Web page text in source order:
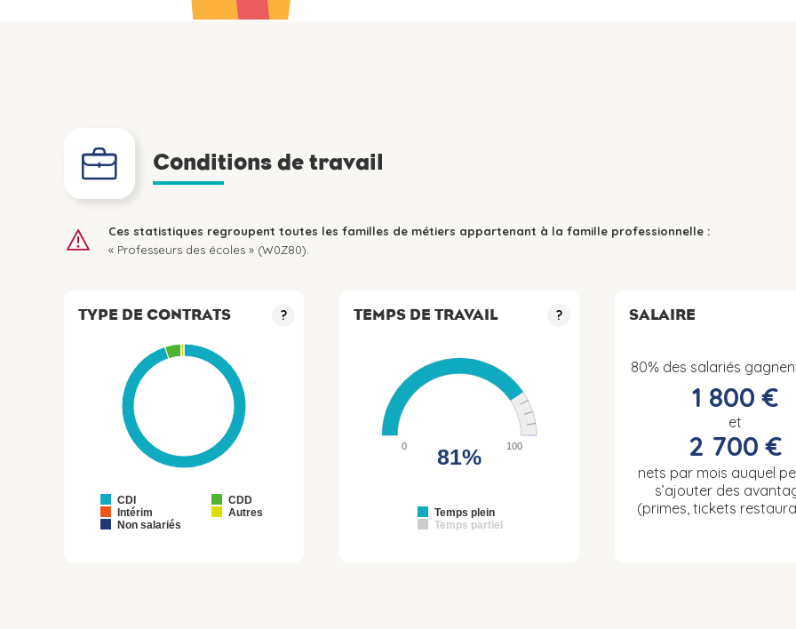
Conditions de travail
Ces statistiques regroupent toutes les familles de métiers appartenant à la famille professionnelle :
« Professeurs des écoles » (W0Z80).
TYPE DE CONTRATS ?
CDI
CDD
Intérim
Autres
Non salariés
TEMPS DE TRAVAIL ?
Temps plein
Temps partiel
0 100
81%
SALAIRE
80% des salariés
1 800 €
et
2 700 €
nets par mois auquel
s’ajouter des
(primes, tickets